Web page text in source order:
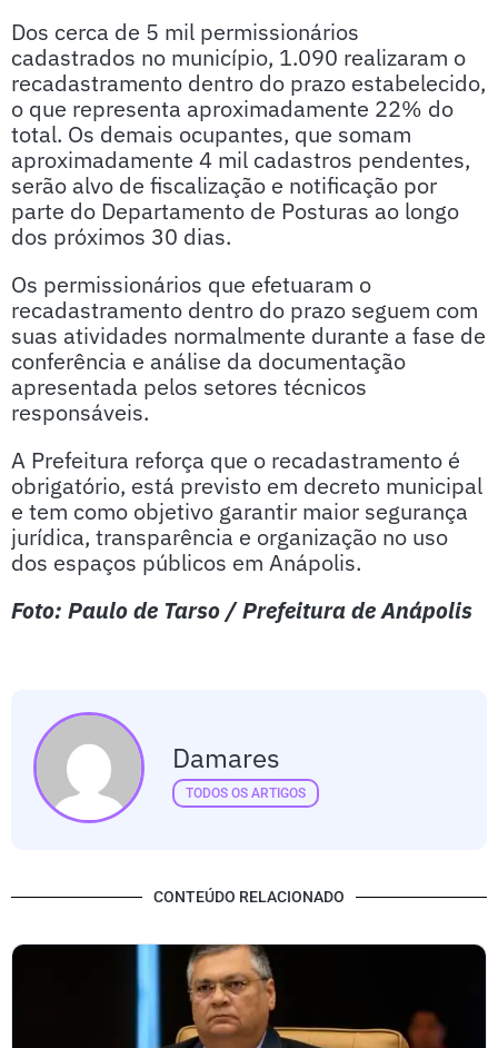
Dos cerca de 5 mil permissionários
cadastrados no município, 1.090 realizaram o
recadastramento dentro do prazo estabelecido,
o que representa aproximadamente 22% do
total. Os demais ocupantes, que somam
aproximadamente 4 mil cadastros pendentes,
serão alvo de fiscalização e notificação por
parte do Departamento de Posturas ao longo
dos próximos 30 dias.
Os permissionários que efetuaram o
recadastramento dentro do prazo seguem com
suas atividades normalmente durante a fase de
conferência e análise da documentação
apresentada pelos setores técnicos
responsáveis.
A Prefeitura reforça que o recadastramento é
obrigatório, está previsto em decreto municipal
e tem como objetivo garantir maior segurança
jurídica, transparência e organização no uso
dos espaços públicos em Anápolis.
Foto: Paulo de Tarso / Prefeitura de Anápolis
Damares
TODOS OS ARTIGOS
CONTEÚDO RELACIONADO